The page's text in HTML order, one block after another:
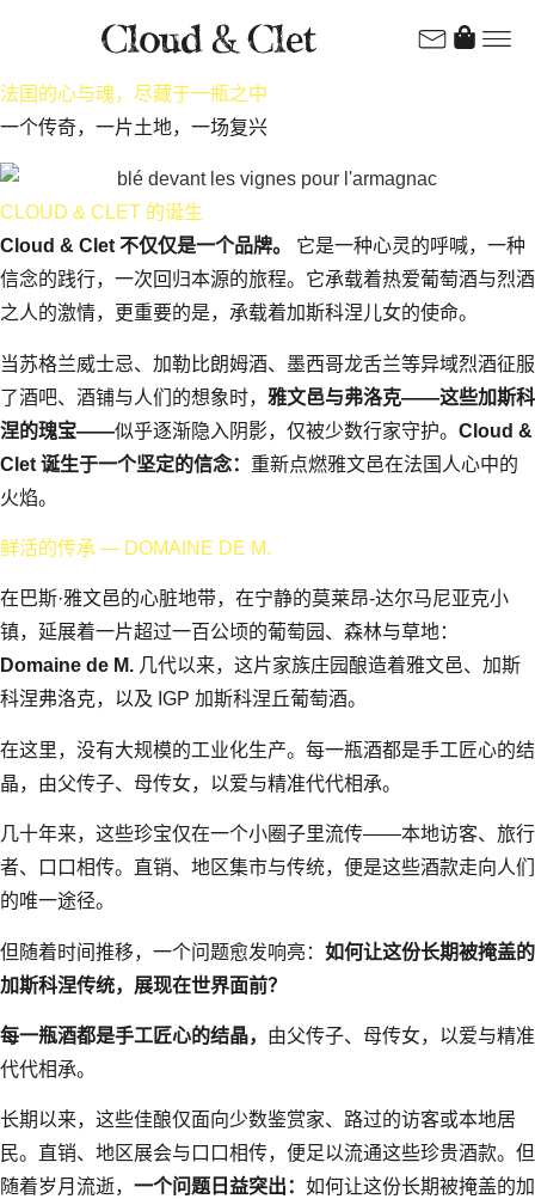
法国的心与魂，尽藏于一瓶之中
一个传奇，一片土地，一场复兴
CLOUD & CLET 的诞生
Cloud & Clet 不仅仅是一个品牌。
它是一种心灵的呼喊，一种
信念的践行，一次回归本源的旅程。它承载着热爱葡萄酒与烈酒
之人的激情，更重要的是，承载着加斯科涅儿女的使命。
当苏格兰威士忌、加勒比朗姆酒、墨西哥龙舌兰等异域烈酒征服
了酒吧、酒铺与人们的想象时， 雅文邑与弗洛克——这些加斯科
涅的瑰宝——似乎逐渐隐入阴影，仅被少数行家守护。 Cloud &
Clet 诞生于一个坚定的信念： 重新点燃雅文邑在法国人心中的
火焰。
鲜活的传承 — DOMAINE DE M.
在巴斯·雅文邑的心脏地带，在宁静的莫莱昂-达尔马尼亚克小
镇，延展着一片超过一百公顷的葡萄园、森林与草地：
Domaine de M. 几代以来，这片家族庄园酿造着雅文邑、加斯
科涅弗洛克，以及 IGP 加斯科涅丘葡萄酒。
在这里，没有大规模的工业化生产。每一瓶酒都是手工匠心的结
晶，由父传子、母传女，以爱与精准代代相承。
几十年来，这些珍宝仅在一个小圈子里流传——本地访客、旅行
者、口口相传。直销、地区集市与传统，便是这些酒款走向人们
的唯一途径。
但随着时间推移，一个问题愈发响亮： 如何让这份长期被掩盖的
加斯科涅传统，展现在世界面前？
每一瓶酒都是手工匠心的结晶， 由父传子、母传女，以爱与精准
代代相承。
长期以来，这些佳酿仅面向少数鉴赏家、路过的访客或本地居
民。直销、地区展会与口口相传，便足以流通这些珍贵酒款。但
随着岁月流逝， 一个问题日益突出： 如何让这份长期被掩盖的加